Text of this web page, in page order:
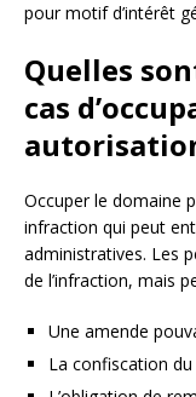
pour motif d’intérêt
Quelles
cas
Occuper le domaine
infraction qui peut
administratives. Les
de l’infraction, mais
Une amende
La confiscation